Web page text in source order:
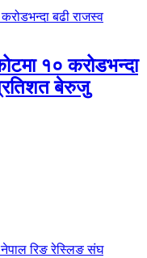
१० करोडभन्दा
बेरुजु